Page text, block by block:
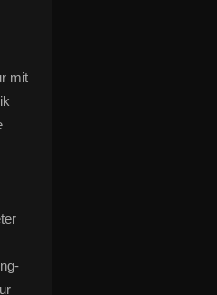
mit